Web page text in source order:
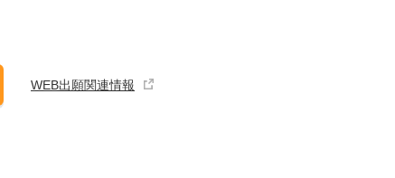
WEB出願関連情報